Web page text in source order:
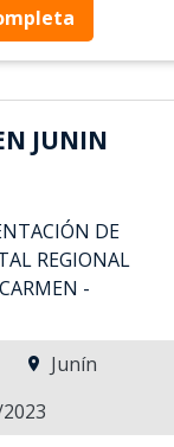
JUNIN
DE
REGIONAL
-
Junín